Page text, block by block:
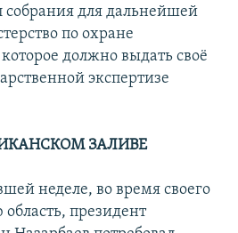
собрания для дальнейшей
по охране
должно выдать своё
экспертизе
ЗАЛИВЕ
неделе, во время своего
президент